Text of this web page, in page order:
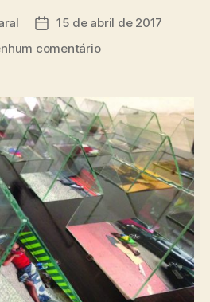
Data15 de abril de 2017
comentárioem